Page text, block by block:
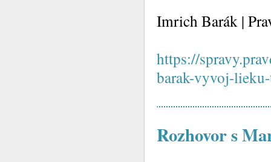
Imrich Barák |
https://
barak-vyvoj-
Rozhovor s